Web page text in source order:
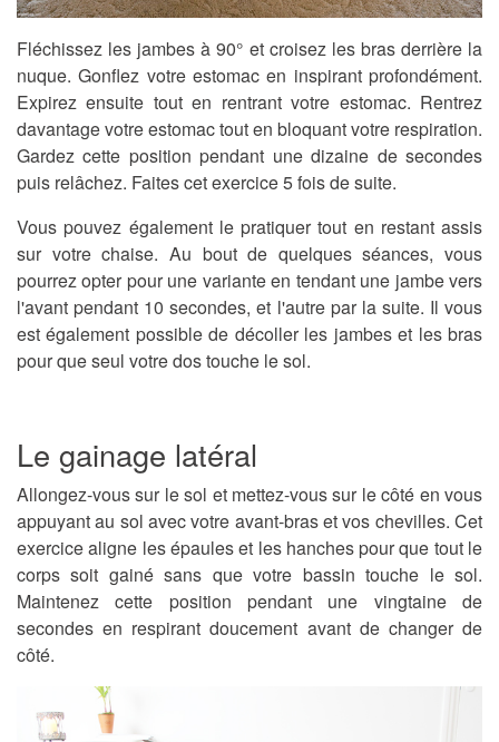
Fléchissez les jambes à 90° et croisez les bras derrière la
nuque. Gonflez votre estomac en inspirant profondément.
Expirez ensuite tout en rentrant votre estomac. Rentrez
davantage votre estomac tout en bloquant votre respiration.
Gardez cette position pendant une dizaine de secondes
puis relâchez. Faites cet exercice 5 fois de suite.
Vous pouvez également le pratiquer tout en restant assis
sur votre chaise. Au bout de quelques séances, vous
pourrez opter pour une variante en tendant une jambe vers
l'avant pendant 10 secondes, et l'autre par la suite. Il vous
est également possible de décoller les jambes et les bras
pour que seul votre dos touche le sol.
Le gainage latéral
Allongez-vous sur le sol et mettez-vous sur le côté en vous
appuyant au sol avec votre avant-bras et vos chevilles. Cet
exercice aligne les épaules et les hanches pour que tout le
corps soit gainé sans que votre bassin touche le sol.
Maintenez cette position pendant une vingtaine de
secondes en respirant doucement avant de changer de
côté.